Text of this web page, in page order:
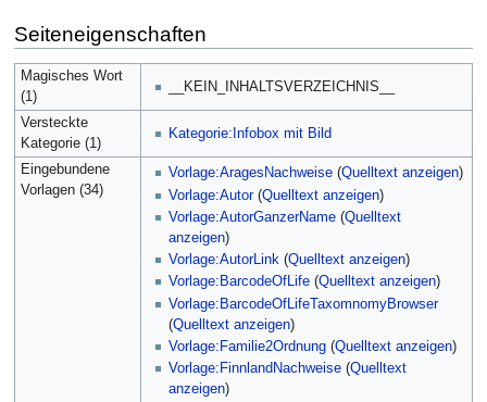
Seiteneigenschaften
Magisches Wort
(1)
__KEIN_INHALTSVERZEICHNIS__
Versteckte
Kategorie (1)
Kategorie:Infobox mit Bild
Eingebundene
Vorlagen (34)
Vorlage:AragesNachweise (Quelltext anzeigen)
Vorlage:Autor(Quelltext anzeigen)
Vorlage:AutorGanzerName (Quelltext
anzeigen)
Vorlage:AutorLink (Quelltext anzeigen)
Vorlage:BarcodeOfLife (Quelltext anzeigen)
Vorlage:BarcodeOfLifeTaxomnomyBrowser
(Quelltext anzeigen)
Vorlage:Familie2Ordnung (Quelltext anzeigen)
Vorlage:FinnlandNachweise (Quelltext
anzeigen)